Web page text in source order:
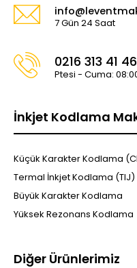
7 Gün 24 Saat
0216 313 41
Ptesi - Cuma:
İnkjet Kodlama
Küçük Karakter Kodlama
Termal İnkjet Kodlama (TIJ)
Büyük Karakter Kodlama
Yüksek Rezonans Kodlama
Diğer Ürünlerimiz